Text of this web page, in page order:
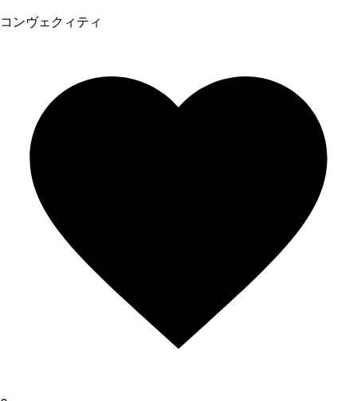
コンヴェクィティ